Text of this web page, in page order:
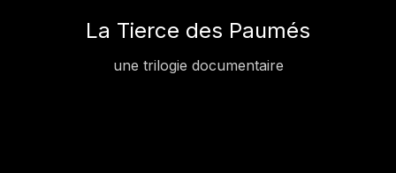
La Tierce des Paumés
une trilogie documentaire